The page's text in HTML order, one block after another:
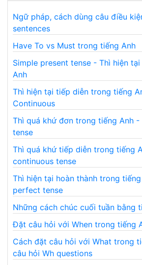
Ngữ pháp, cách dùng câu điều
sentences
Have To vs Must trong tiếng Anh
Simple present tense - Thì hiện
Anh
Thì hiện tại tiếp diễn trong tiếng
Continuous
Thì quá khứ đơn trong tiếng Anh -
tense
Thì quá khứ tiếp diễn trong tiếng
continuous tense
Thì hiện tại hoàn thành trong
perfect tense
Những cách chúc cuối tuần bằng
Đặt câu hỏi với When trong tiếng
Cách đặt câu hỏi với What trong
câu hỏi Wh questions